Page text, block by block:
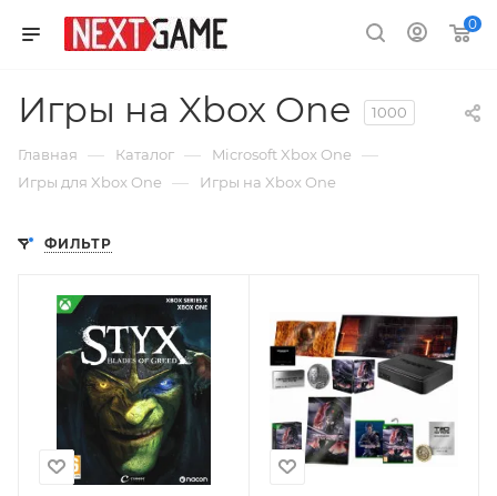
0
Игры на Xbox One 1000
Главная — Каталог — Microsoft Xbox One —
Игры для Xbox One — Игры на Xbox One
ФИЛЬТР